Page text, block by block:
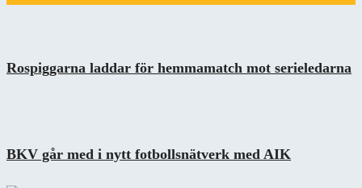
Rospiggarna laddar för hemmamatch mot serieledarna
BKV går med i nytt fotbollsnätverk med AIK